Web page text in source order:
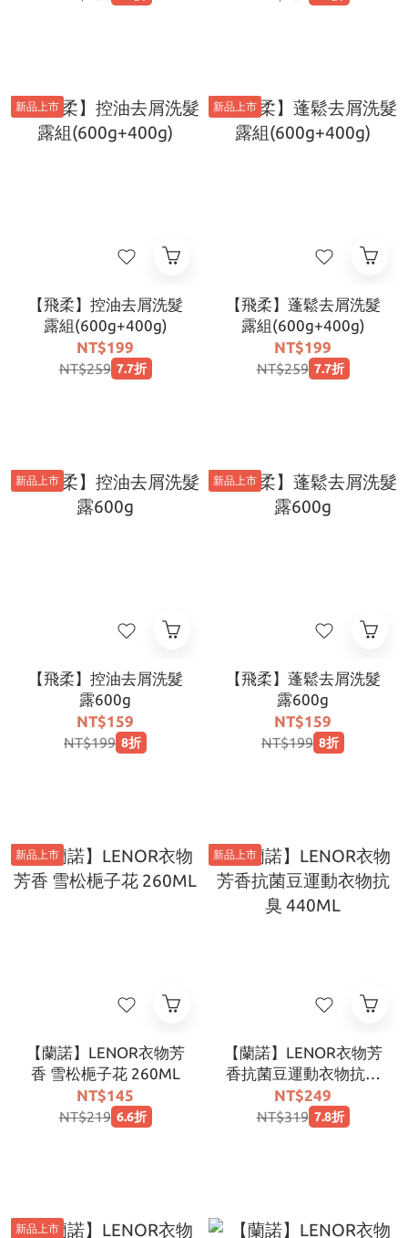
新品上市
【飛柔】控油去屑洗髮
露組(600g+400g)
NT$199
NT$259 7.7折
新品上市
【飛柔】蓬鬆去屑洗髮
露組(600g+400g)
NT$199
NT$259 7.7折
新品上市
【飛柔】控油去屑洗髮
露600g
NT$159
NT$199 8折
新品上市
【飛柔】蓬鬆去屑洗髮
露600g
NT$159
NT$199 8折
新品上市
【蘭諾】LENOR衣物芳
香 雪松梔子花 260ML
NT$145
NT$219 6.6折
新品上市
【蘭諾】LENOR衣物芳
香抗菌豆運動衣物抗臭
440ML
NT$249
NT$319 7.8折
新品上市